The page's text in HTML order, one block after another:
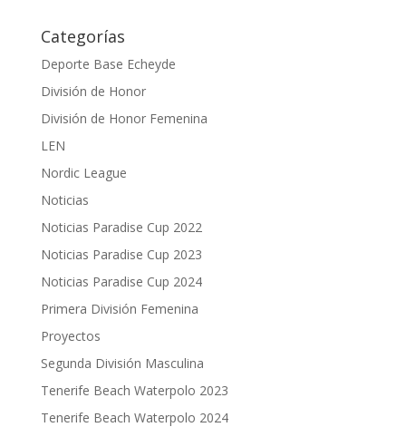
Categorías
Deporte Base Echeyde
División de Honor
División de Honor Femenina
LEN
Nordic League
Noticias
Noticias Paradise Cup 2022
Noticias Paradise Cup 2023
Noticias Paradise Cup 2024
Primera División Femenina
Proyectos
Segunda División Masculina
Tenerife Beach Waterpolo 2023
Tenerife Beach Waterpolo 2024